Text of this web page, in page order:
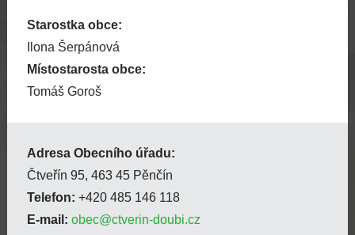
Starostka obce:
Ilona Šerpánová
Místostarosta obce:
Tomáš Goroš
Adresa Obecního úřadu:
Čtveřín 95, 463 45 Pěnčín
Telefon: +420 485 146 118
E-mail: obec@ctverin-doubi.cz